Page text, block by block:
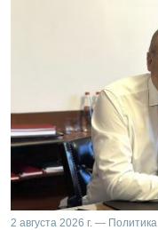
2 августа 2026 г. — Политика